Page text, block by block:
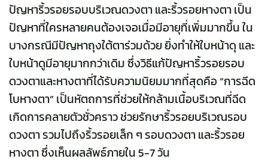
ปัญหาริ้วรอยรอบบริเวณดวงตา และริ้วรอยหางตา เป็น
ปัญหาที่ใครหลายคนต้องเจอเมื่อมีอายุที่เพิ่มมากขึ้น ใน
บางกรณีมีปัญหาถุงใต้ตาร่วมด้วย ยิ่งทำให้ใบหน้าดุ และ
ใบหน้าดูมีอายุมากกว่าเดิม ซึ่งวิธีแก้ปัญหาริ้วรอยรอบ
ดวงตาและหางตาที่ได้รับความนิยมมากที่สุดคือ “การฉีด
โบหางตา” เป็นหัตถการที่ช่วยให้กล้ามเนื้อบริเวณที่ฉีด
เกิดการคลายตัวชั่วคราว ช่วยรักษาริ้วรอยบริเวณรอบ
ดวงตา รวมไปถึงริ้วรอยเล็ก ๆ รอบดวงตา และริ้วรอย
หางตา ซึ่งเห็นผลลัพธ์ภายใน 5-7 วัน